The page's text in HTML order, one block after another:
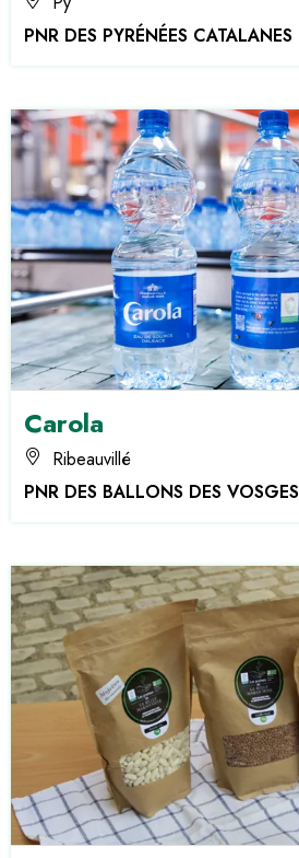
PNR DES PYRÉNÉES CATALANES
Carola
Ribeauvillé
PNR DES BALLONS DES VOSGES